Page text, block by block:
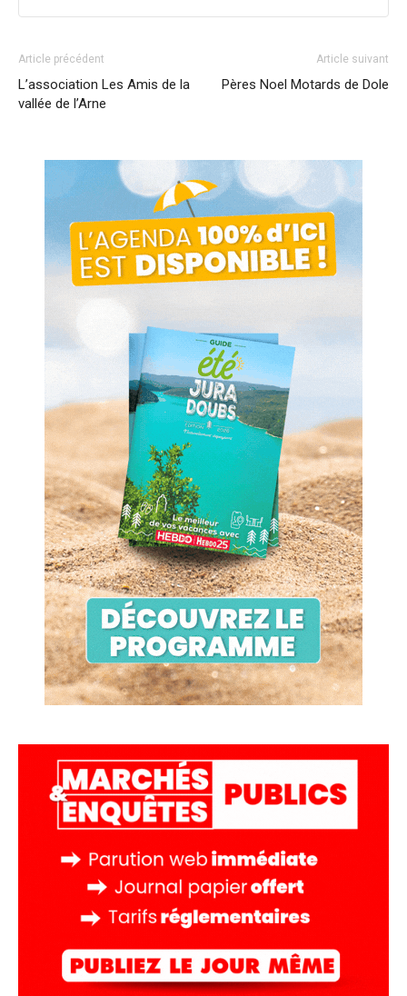
Article précédent
L’association Les Amis de la
vallée de l’Arne
Article suivant
Pères Noel Motards de Dole